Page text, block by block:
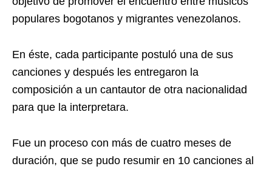
populares bogotanos y migrantes venezolanos.
En éste, cada participante postuló una de sus
canciones y después les entregaron la
composición a un cantautor de otra nacionalidad
para que la interpretara.
Fue un proceso con más de cuatro meses de
duración, que se pudo resumir en 10 canciones al